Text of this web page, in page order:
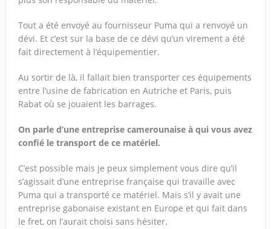
Tout a été envoyé au fournisseur Puma qui a renvoyé un
dévi. Et c’est sur la base de ce dévi qu’un virement a été
fait directement à l’équipementier.
Au sortir de là, il fallait bien transporter ces équipements
entre l’usine de fabrication en Autriche et Paris, puis
Rabat où se jouaient les barrages.
On parle d’une entreprise camerounaise à qui vous avez
confié le transport de ce matériel.
C’est possible mais je peux simplement vous dire qu’il
s’agissait d’une entreprise française qui travaille avec
Puma qui a transporté ce matériel. Mais s’il y avait une
entreprise gabonaise existant en Europe et qui fait dans
le fret, on l’aurait choisi sans hésiter.